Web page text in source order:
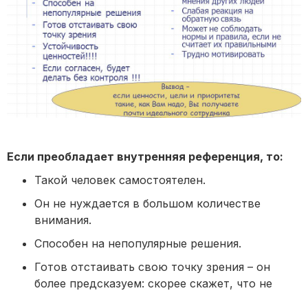
Если преобладает внутренняя референция, то:
Такой человек самостоятелен.
Он не нуждается в большом количестве
внимания.
Способен на непопулярные решения.
Готов отстаивать свою точку зрения – он
более предсказуем: скорее скажет, что не